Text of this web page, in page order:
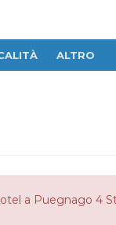
ALTRO
a Puegnago 4